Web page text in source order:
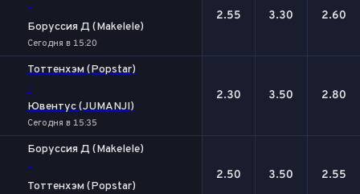
-
Боруссия Д (Makelele)
Сегодня в 15:20
2.55 3.30 2.60
Тоттенхэм (Popstar)
-
Ювентус (JUMANJI)
Сегодня в 15:35
2.30 3.50 2.80
Боруссия Д (Makelele)
-
Тоттенхэм (Popstar)
2.50 3.50 2.55